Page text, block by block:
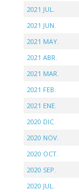
2021 JUL.
2021 JUN.
2021 MAY.
2021 ABR.
2021 MAR.
2021 FEB.
2021 ENE.
2020 DIC.
2020 NOV.
2020 OCT.
2020 SEP.
2020 JUL.